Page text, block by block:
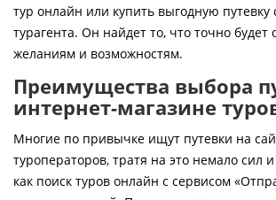
тур онлайн или купить выгодную
турагента. Он найдет то, что точно будет
желаниям и возможностям.
Преимущества выбора
интернет-магазине
Многие по привычке ищут путевки на
туроператоров, тратя на это немало сил
как поиск туров онлайн с сервисом